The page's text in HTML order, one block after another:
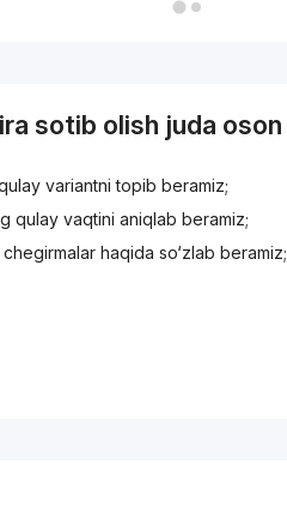
sotib olish juda oson
variantni topib beramiz;
qulay vaqtini aniqlab beramiz;
haqida so‘zlab beramiz;